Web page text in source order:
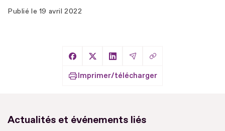
Publié le 19 avril 2022
Partager sur Facebook
Partager sur X
Partager sur LinkedIn
Partager par Email
Copier le lien
Imprimer/télécharger
Actualités et événements liés